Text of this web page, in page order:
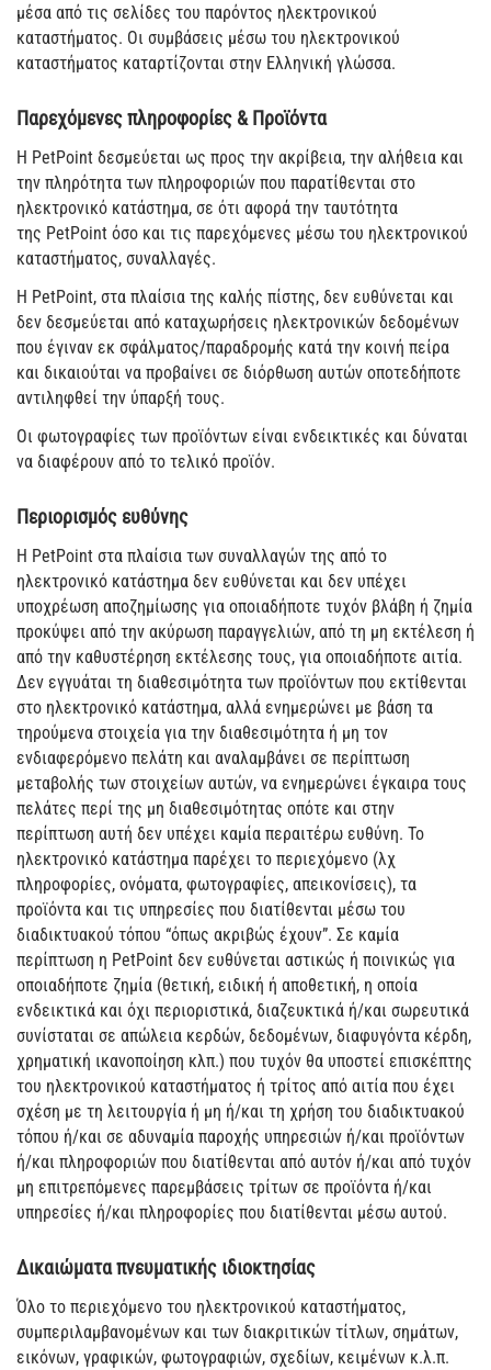
μέσα από τις σελίδες του παρόντος ηλεκτρονικού
καταστήματος. Οι συμβάσεις μέσω του ηλεκτρονικού
καταστήματος καταρτίζονται στην Ελληνική γλώσσα.
Παρεχόμενες πληροφορίες & Προϊόντα
H PetPoint δεσμεύεται ως προς την ακρίβεια, την αλήθεια και
την πληρότητα των πληροφοριών που παρατίθενται στο
ηλεκτρονικό κατάστημα, σε ότι αφορά την ταυτότητα
της PetPoint όσο και τις παρεχόμενες μέσω του ηλεκτρονικού
καταστήματος, συναλλαγές.
Η PetPoint, στα πλαίσια της καλής πίστης, δεν ευθύνεται και
δεν δεσμεύεται από καταχωρήσεις ηλεκτρονικών δεδομένων
που έγιναν εκ σφάλματος/παραδρομής κατά την κοινή πείρα
και δικαιούται να προβαίνει σε διόρθωση αυτών οποτεδήποτε
αντιληφθεί την ύπαρξή τους.
Οι φωτογραφίες των προϊόντων είναι ενδεικτικές και δύναται
να διαφέρουν από το τελικό προϊόν.
Περιορισμός ευθύνης
Η PetPoint στα πλαίσια των συναλλαγών της από το
ηλεκτρονικό κατάστημα δεν ευθύνεται και δεν υπέχει
υποχρέωση αποζημίωσης για οποιαδήποτε τυχόν βλάβη ή ζημία
προκύψει από την ακύρωση παραγγελιών, από τη μη εκτέλεση ή
από την καθυστέρηση εκτέλεσης τους, για οποιαδήποτε αιτία.
Δεν εγγυάται τη διαθεσιμότητα των προϊόντων που εκτίθενται
στο ηλεκτρονικό κατάστημα, αλλά ενημερώνει με βάση τα
τηρούμενα στοιχεία για την διαθεσιμότητα ή μη τον
ενδιαφερόμενο πελάτη και αναλαμβάνει σε περίπτωση
μεταβολής των στοιχείων αυτών, να ενημερώνει έγκαιρα τους
πελάτες περί της μη διαθεσιμότητας οπότε και στην
περίπτωση αυτή δεν υπέχει καμία περαιτέρω ευθύνη. Το
ηλεκτρονικό κατάστημα παρέχει το περιεχόμενο (λχ
πληροφορίες, ονόματα, φωτογραφίες, απεικονίσεις), τα
προϊόντα και τις υπηρεσίες που διατίθενται μέσω του
διαδικτυακού τόπου “όπως ακριβώς έχουν”. Σε καμία
περίπτωση η PetPoint δεν ευθύνεται αστικώς ή ποινικώς για
οποιαδήποτε ζημία (θετική, ειδική ή αποθετική, η οποία
ενδεικτικά και όχι περιοριστικά, διαζευκτικά ή/και σωρευτικά
συνίσταται σε απώλεια κερδών, δεδομένων, διαφυγόντα κέρδη,
χρηματική ικανοποίηση κλπ.) που τυχόν θα υποστεί επισκέπτης
του ηλεκτρονικού καταστήματος ή τρίτος από αιτία που έχει
σχέση με τη λειτουργία ή μη ή/και τη χρήση του διαδικτυακού
τόπου ή/και σε αδυναμία παροχής υπηρεσιών ή/και προϊόντων
ή/και πληροφοριών που διατίθενται από αυτόν ή/και από τυχόν
μη επιτρεπόμενες παρεμβάσεις τρίτων σε προϊόντα ή/και
υπηρεσίες ή/και πληροφορίες που διατίθενται μέσω αυτού.
Δικαιώματα πνευματικής ιδιοκτησίας
Όλο το περιεχόμενο του ηλεκτρονικού καταστήματος,
συμπεριλαμβανομένων και των διακριτικών τίτλων, σημάτων,
εικόνων, γραφικών, φωτογραφιών, σχεδίων, κειμένων κ.λ.π.